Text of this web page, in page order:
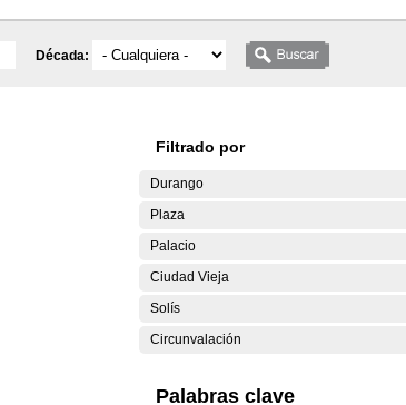
Década:
Filtrado por
Durango
Plaza
Palacio
Ciudad Vieja
Solís
Circunvalación
Palabras clave